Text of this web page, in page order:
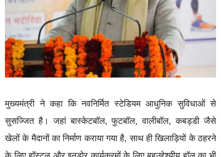
मुख्यमंत्री ने कहा कि नवनिर्मित स्टेडियम आधुनिक सुविधाओं से
सुसज्जित है। जहां बास्केटबॉल, फुटबॉल, वालीबॉल, कबड्डी जैसे
खेलों के मैदानों का निर्माण कराया गया है, साथ ही खिलाड़ियों के ठहरने